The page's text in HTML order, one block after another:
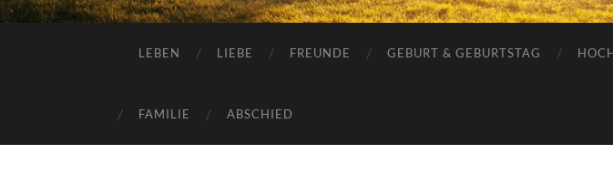
LEBEN LIEBE FREUNDE GEBURT & GEBURTSTAG
FAMILIE ABSCHIED